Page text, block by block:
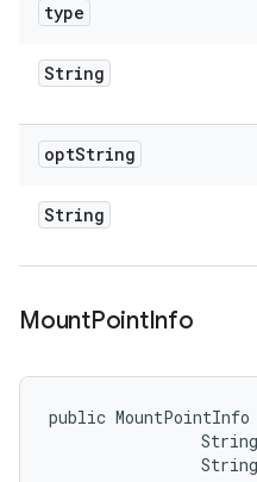
type
String
optString
String
MountPointInfo
public